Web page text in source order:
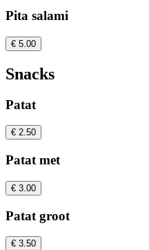
Pita salami
€ 5.00
Snacks
Patat
€ 2.50
Patat met
€ 3.00
Patat groot
€ 3.50